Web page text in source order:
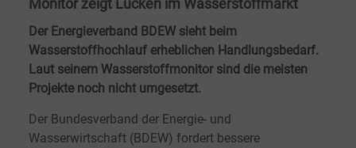
Monitor zeigt Lücken im Wasserstoffmarkt
Der Energieverband BDEW sieht beim
Wasserstoffhochlauf erheblichen Handlungsbedarf.
Laut seinem Wasserstoffmonitor sind die meisten
Projekte noch nicht umgesetzt.
Der Bundesverband der Energie- und
Wasserwirtschaft (BDEW) fordert bessere